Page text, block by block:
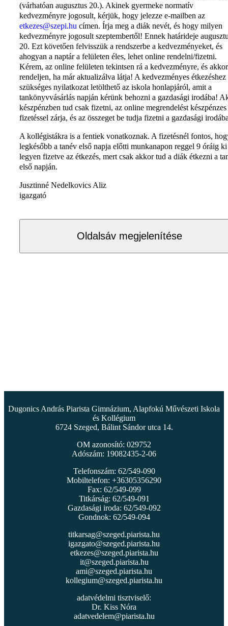
(várhatóan augusztus 20.). Akinek gyermeke normatív
kedvezményre jogosult, kérjük, hogy jelezze e-mailben az
etkezes@szepi.hu címen. Írja meg a diák nevét, és hogy milyen
kedvezményre jogosult szeptembertől! Ennek határideje
20. Ezt követően felvisszük a rendszerbe a kedvezményeket, és
ahogyan a naptár a felületen éles, lehet online rendelni/fizetni.
Kérem, az online felületen tekintsen rá a kedvezményre, és akkor
rendeljen, ha már aktualizálva látja! A kedvezményes étkezéshez
szükséges nyilatkozat letölthető az iskola honlapjáról, amit a
tankönyvvásárlás napján kérünk behozni a gazdasági irodába!
készpénzben tud csak fizetni, az online megrendelést készpénzes
fizetéssel zárja, és az összeget be tudja fizetni a gazdasági
A kollégistákra is a fentiek vonatkoznak. A fizetésnél fontos,
legkésőbb a tanév első napja előtti munkanapon reggel 9 óráig ki
legyen fizetve az étkezés, mert csak akkor tud a diák étkezni a
első napján.
Jusztinné Nedelkovics Aliz
igazgató
Oldalsáv megjelenítése
Dugonics András Piarista Gimnázium, Alapfokú Művészeti Iskola
és Kollégium
6724 Szeged, Bálint Sándor utca 14.
OM azonosító: 029752
Adószám: 19082435-2-06
Telefonszám: 62/549-090
Mobiltelefon: +36305356290
Fax: 62/549-099
Titkárság: 62/549-091
Gazdasági iroda: 62/549-092
Gondnok: 62/549-094
titkarsag@szeged.piarista.hu
igazgato@szeged.piarista.hu
etkezes@szeged.piarista.hu
it@szeged.piarista.hu
ami@szeged.piarista.hu
kollegium@szeged.piarista.hu
adatvédelmi tisztviselő:
Dr. Kiss Nóra
adatvedelem@piarista.hu